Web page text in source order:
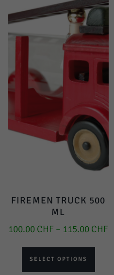
FIREMEN TRUCK 500
ML
100.00 CHF – 115.00 CHF
SELECT OPTIONS